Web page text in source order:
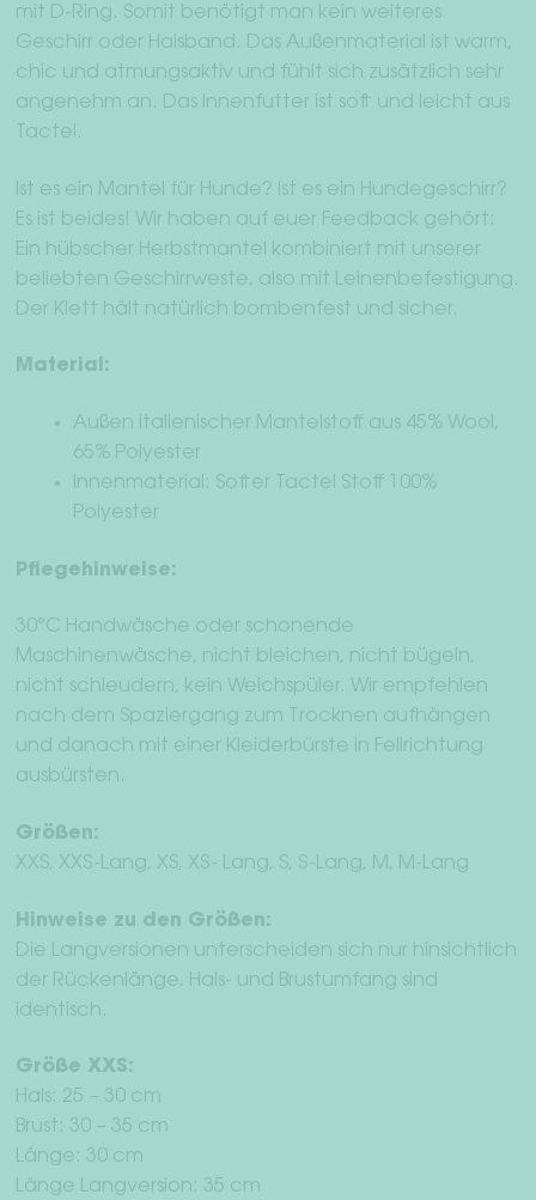
mit D-Ring. Somit benötigt man kein weiteres
Geschirr oder Halsband. Das Außenmaterial ist warm,
chic und atmungsaktiv und fühlt sich zusätzlich sehr
angenehm an. Das Innenfutter ist soft und leicht aus
Tactel.
Ist es ein Mantel für Hunde? Ist es ein Hundegeschirr?
Es ist beides! Wir haben auf euer Feedback gehört:
Ein hübscher Herbstmantel kombiniert mit unserer
beliebten Geschirrweste, also mit Leinenbefestigung.
Der Klett hält natürlich bombenfest und sicher.
Material:
Außen italienischer Mantelstoff aus 45% Wool,
65% Polyester
Innenmaterial: Softer Tactel Stoff 100%
Polyester
Pflegehinweise:
30°C Handwäsche oder schonende
Maschinenwäsche, nicht bleichen, nicht bügeln,
nicht schleudern, kein Weichspüler. Wir empfehlen
nach dem Spaziergang zum Trocknen aufhängen
und danach mit einer Kleiderbürste in Fellrichtung
ausbürsten.
Größen:
XXS, XXS-Lang, XS, XS- Lang, S, S-Lang, M, M-Lang
Hinweise zu den Größen:
Die Langversionen unterscheiden sich nur hinsichtlich
der Rückenlänge, Hals- und Brustumfang sind
identisch.
Größe XXS:
Hals: 25 – 30 cm
Brust: 30 – 35 cm
Länge: 30 cm
Länge Langversion: 35 cm